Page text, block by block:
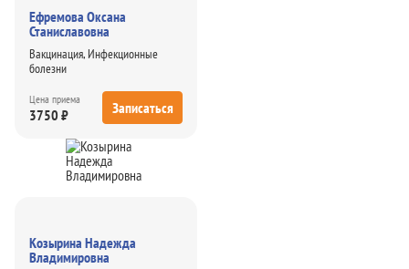
Ефремова Оксана
Станиславовна
Вакцинация, Инфекционные
болезни
Цена приема
3750 ₽ Записаться
Козырина Надежда
Владимировна